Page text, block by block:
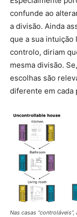
confunde ao
a divisão. Ainda
que a sua intuição
controlo, diriam
mesma divisão.
escolhas são
diferente em cada
Nas casas